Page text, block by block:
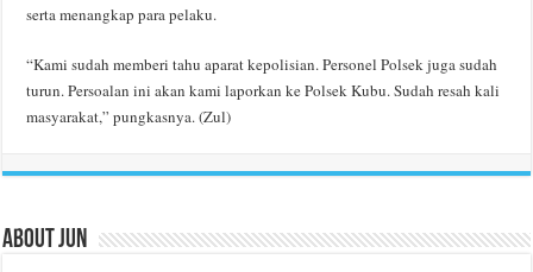
serta menangkap para pelaku.
“Kami sudah memberi tahu aparat kepolisian. Personel Polsek juga sudah
turun. Persoalan ini akan kami laporkan ke Polsek Kubu. Sudah resah kali
masyarakat,” pungkasnya. (Zul)
About Jun